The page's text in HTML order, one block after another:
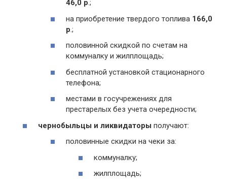
46,0 р.;
на приобретение твердого топлива 166,0
р.;
половинной скидкой по счетам на
коммуналку и жилплощадь;
бесплатной установкой стационарного
телефона;
местами в госучрежениях для
престарелых без учета очередности;
чернобыльцы и ликвидаторы получают:
половинные скидки на чеки за:
коммуналку;
жилплощадь;